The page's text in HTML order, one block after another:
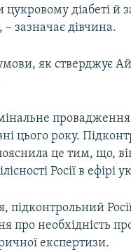
діабеті й
зазначає дівчина.
як стверджує
провадження
цього року.
це тим, що,
Росії в ефірі
про необхідність
експертизи.